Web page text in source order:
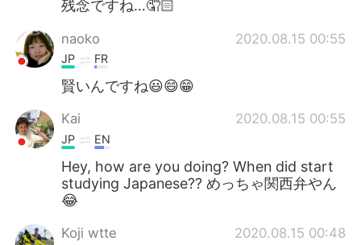
残念ですね…🤦🏻
naoko 2020.08.15 00:55
JP FR
賢いんですね😃😄😁
Kai 2020.08.15 00:55
JP EN
Hey, how are you doing? When did start
studying Japanese?? めっちゃ関西弁やん
😂
Koji wtte 2020.08.15 00:48